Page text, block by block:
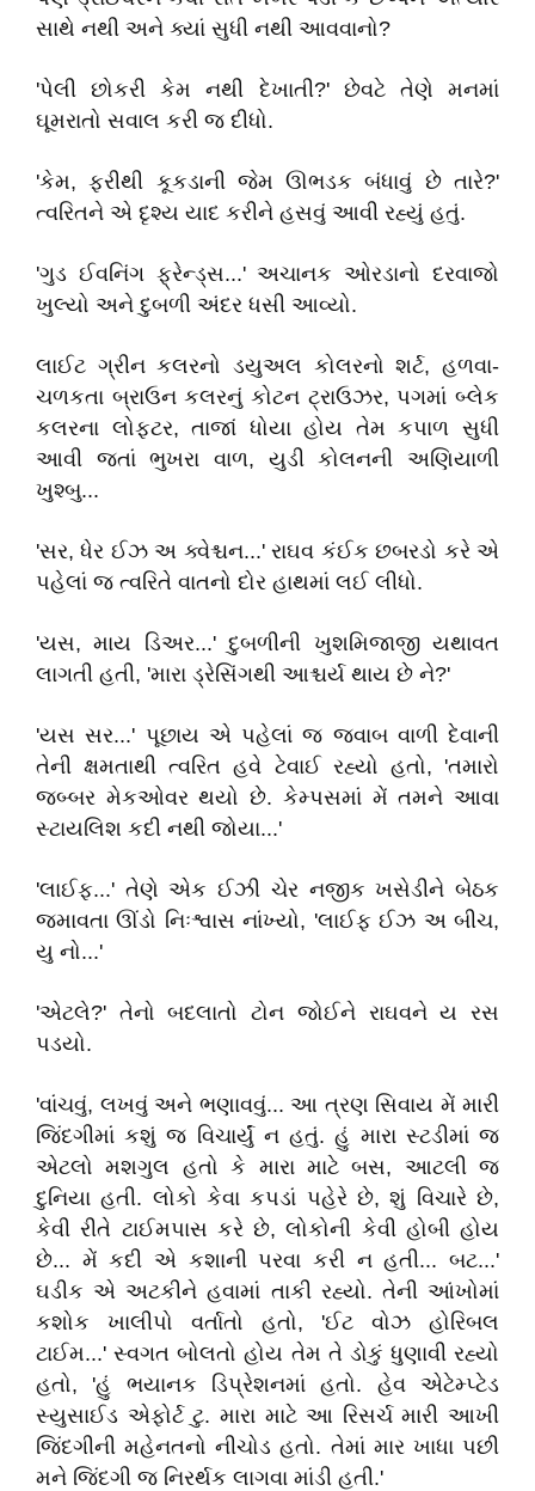
સાથે નથી અને ક્યાં સુધી નથી આવવાનો?
'પેલી છોકરી કેમ નથી દેખાતી?' છેવટે તેણે મનમાં
ઘૂમરાતો સવાલ કરી જ દીધો.
'કેમ, ફરીથી કૂકડાની જેમ ઊભડક બંધાવું છે તારે?'
ત્વરિતને એ દૃશ્ય યાદ કરીને હસવું આવી રહ્યું હતું.
'ગુડ ઈવનિંગ ફ્રેન્ડ્સ...' અચાનક ઓરડાનો દરવાજો
ખુલ્યો અને દુબળી અંદર ધસી આવ્યો.
લાઈટ ગ્રીન કલરનો ડયુઅલ કોલરનો શર્ટ, હળવા-
ચળકતા બ્રાઉન કલરનું કોટન ટ્રાઉઝર, પગમાં બ્લેક
કલરના લોફ્ટર, તાજાં ધોયા હોય તેમ કપાળ સુધી
આવી જતાં ભુખરા વાળ, યુડી કોલનની અણિયાળી
ખુશ્બુ...
'સર, ધેર ઈઝ અ ક્વેશ્ચન...' રાઘવ કંઈક છબરડો કરે એ
પહેલાં જ ત્વરિતે વાતનો દોર હાથમાં લઈ લીધો.
'યસ, માય ડિઅર...' દુબળીની ખુશમિજાજી યથાવત
લાગતી હતી, 'મારા ડ્રેસિંગથી આશ્ચર્ય થાય છે ને?'
'યસ સર...' પૂછાય એ પહેલાં જ જવાબ વાળી દેવાની
તેની ક્ષમતાથી ત્વરિત હવે ટેવાઈ રહ્યો હતો, 'તમારો
જબ્બર મેકઓવર થયો છે. કેમ્પસમાં મેં તમને આવા
સ્ટાયલિશ કદી નથી જોયા...'
'લાઈફ...' તેણે એક ઈઝી ચેર નજીક ખસેડીને બેઠક
જમાવતા ઊંડો નિઃશ્વાસ નાંખ્યો, 'લાઈફ ઈઝ અ બીચ,
યુ નો...'
'એટલે?' તેનો બદલાતો ટોન જોઈને રાઘવને ય રસ
પડયો.
'વાંચવું, લખવું અને ભણાવવું... આ ત્રણ સિવાય મેં મારી
જિંદગીમાં કશું જ વિચાર્યું ન હતું. હું મારા સ્ટડીમાં જ
એટલો મશગુલ હતો કે મારા માટે બસ, આટલી જ
દુનિયા હતી. લોકો કેવા કપડાં પહેરે છે, શું વિચારે છે,
કેવી રીતે ટાઈમપાસ કરે છે, લોકોની કેવી હોબી હોય
છે... મેં કદી એ કશાની પરવા કરી ન હતી... બટ...'
ઘડીક એ અટકીને હવામાં તાકી રહ્યો. તેની આંખોમાં
કશોક ખાલીપો વર્તાતો હતો, 'ઈટ વોઝ હોરિબલ
ટાઈમ...' સ્વગત બોલતો હોય તેમ તે ડોકું ધુણાવી રહ્યો
હતો, 'હું ભયાનક ડિપ્રેશનમાં હતો. હેવ એટેમ્પ્ટેડ
સ્યુસાઈડ એફોર્ટ ટુ. મારા માટે આ રિસર્ચ મારી આખી
જિંદગીની મહેનતનો નીચોડ હતો. તેમાં માર ખાધા પછી
મને જિંદગી જ નિરર્થક લાગવા માંડી હતી.'